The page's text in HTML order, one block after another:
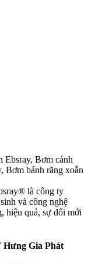
Ebsray, Bơm cánh
Bơm bánh răng xoắn
là công ty
và công nghệ
hiệu quả, sự đổi mới
Gia Phát